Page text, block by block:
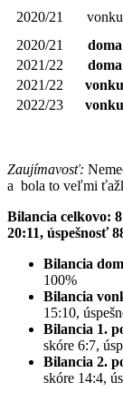
2020/21
vonku
2020/21 doma
2021/22
doma
2021/22
vonku
2022/23
vonku
Zaujímavosť:
a bola to veľmi
Bilancia celkovo:
20:11, úspešnosť
Bilancia
100%
Bilancia
15:10,
Bilancia 1.
skóre 6:7,
Bilancia 2.
skóre 14:4,